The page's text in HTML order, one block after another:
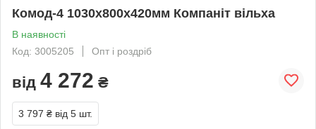
Комод-4 1030х800х420мм Компаніт вільха
В наявності
Код: 3005205
Опт і роздріб
від 4 272 ₴
3 797 ₴ від 5 шт.